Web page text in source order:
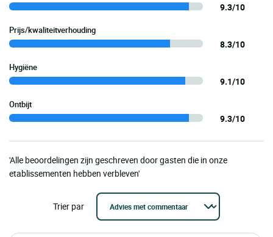
9.3/10
Prijs/kwaliteitverhouding
8.3/10
Hygiëne
9.1/10
Ontbijt
9.3/10
'Alle beoordelingen zijn geschreven door gasten die in onze
etablissementen hebben verbleven'
Trier par